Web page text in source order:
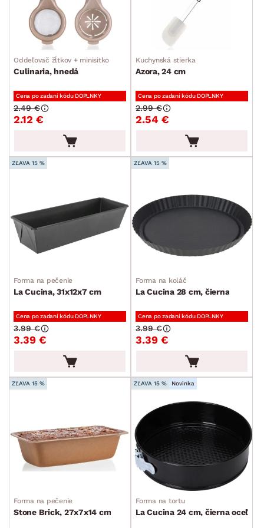
cm
SKLADOVOSŤ
Oddeľovač žĺtkov + minisitko
Culinaria, hnedá
Cena po zadaní kódu DOPLNKY
2.12 €
2.49 €
Kuchynská stierka
Azora, 24 cm
Cena po zadaní kódu DOPLNKY
2.54 €
2.99 €
ZĽAVA 15 %
Forma na pečenie
La Cucina, 31x12x7 cm
Cena po zadaní kódu DOPLNKY
3.39 €
3.99 €
ZĽAVA 15 %
Forma na koláč
La Cucina 28 cm, čierna
Cena po zadaní kódu DOPLNKY
3.39 €
3.99 €
ZĽAVA 15 %
Forma na pečenie
Stone Brick, 27x7x14 cm
ZĽAVA 15 % Novinka
Forma na tortu
La Cucina 24 cm, čierna oceľ